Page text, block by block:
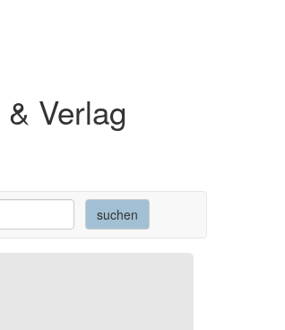
& Verlag